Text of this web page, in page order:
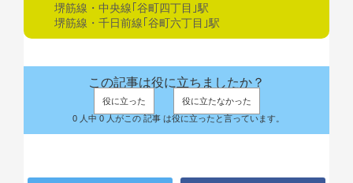
堺筋線・中央線｢谷町四丁目｣駅
堺筋線・千日前線｢谷町六丁目｣駅
この記事は役に立ちましたか？
役に立った
役に立たなかった
0 人中 0 人がこの 記事 は役に立ったと言っています。